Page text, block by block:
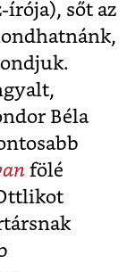
írója), sőt az
Béla
fölé